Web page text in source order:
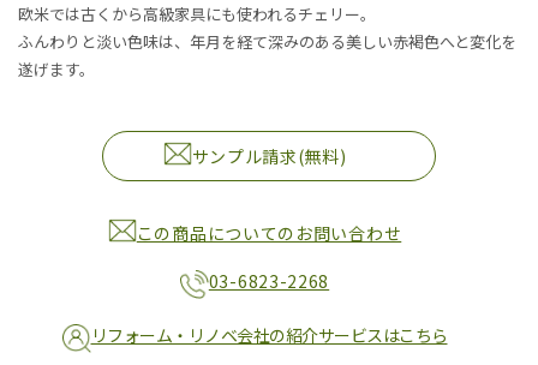
欧米では古くから高級家具にも使われるチェリー。
ふんわりと淡い色味は、年月を経て深みのある美しい赤褐色へと変化を
遂げます。
サンプル請求(無料)
この商品についてのお問い合わせ
03-6823-2268
リフォーム・リノベ会社の紹介サービスはこちら